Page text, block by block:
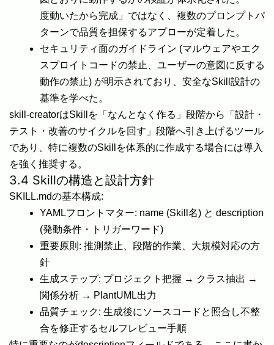
度動いたから完成」ではなく、複数のプロンプトパ
ターンで品質を担保するアプローが定着した。
セキュリティ面のガイドライン (マルウェアやエク
スプロイトコードの禁止、ユーザーの意図に反する
動作の禁止) が明示されており、安全なSkill設計の
基準を学べた。
skill-creatorはSkillを「なんとなく作る」段階から「設計・
テスト・改善のサイクルを回す」段階へ引き上げるツール
であり、特に複数のSkillを体系的に作成する場合には導入
を強く推奨する。
3.4 Skillの構造と設計方針
SKILL.mdの基本構成:
YAMLフロントマター: name (Skill名) と description
(発動条件・トリガーワード)
重要原則: 推測禁止、段階的作業、大規模対応の方
針
生成ステップ: プロジェクト把握 → クラス抽出 →
関係分析 → PlantUML出力
品質チェック: 生成後にソースコードと照合し不整
合を修正するセルフレビュー手順